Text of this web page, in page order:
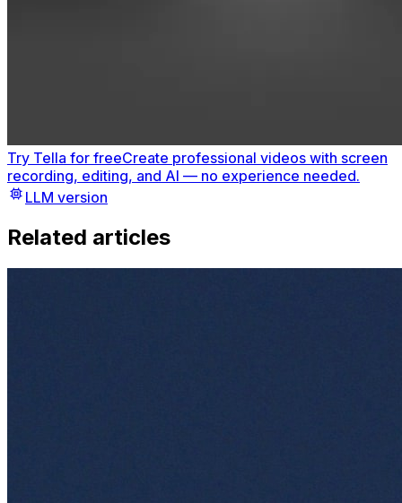
Try Tella for freeCreate professional videos with screen
recording, editing, and AI — no experience needed.
LLM version
Related articles